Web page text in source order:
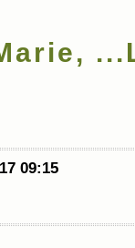
09:15